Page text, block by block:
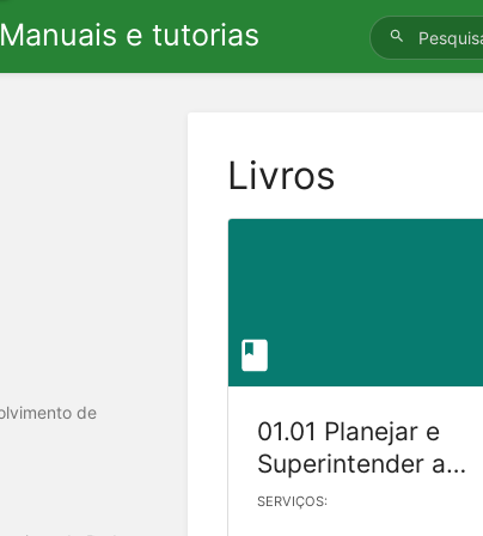
e tutorias
de
Livros
01.01 Planejar e
Superintender a
Gestão da Política e
SERVIÇOS: